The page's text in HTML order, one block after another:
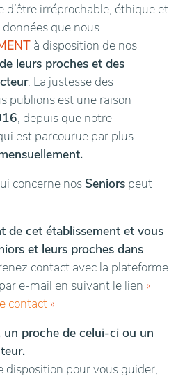
irréprochable, éthique et
que nous
à disposition de nos
leurs proches et des
. La justesse des
publions est une raison
, depuis que notre
est parcourue par plus
concerne nos Seniors peut
de cet établissement et vous
et leurs proches dans
contact avec la plateforme
e-mail en suivant le lien «
contact »
un proche de celui-ci ou un
disposition pour vous guider,